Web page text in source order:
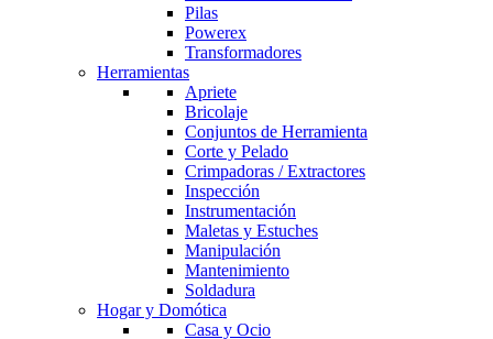
Pilas
Powerex
Transformadores
Herramientas
Apriete
Bricolaje
Conjuntos de Herramienta
Corte y Pelado
Crimpadoras / Extractores
Inspección
Instrumentación
Maletas y Estuches
Manipulación
Mantenimiento
Soldadura
Hogar y Domótica
Casa y Ocio